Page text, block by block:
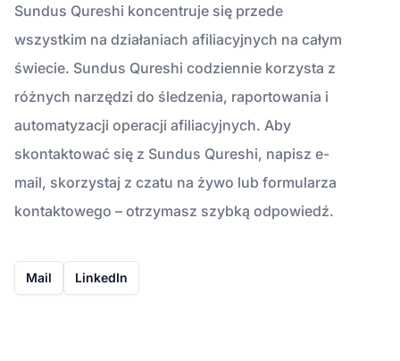
Sundus Qureshi koncentruje się przede
wszystkim na działaniach afiliacyjnych na całym
świecie. Sundus Qureshi codziennie korzysta z
różnych narzędzi do śledzenia, raportowania i
automatyzacji operacji afiliacyjnych. Aby
skontaktować się z Sundus Qureshi, napisz e-
mail, skorzystaj z czatu na żywo lub formularza
kontaktowego – otrzymasz szybką odpowiedź.
Mail LinkedIn